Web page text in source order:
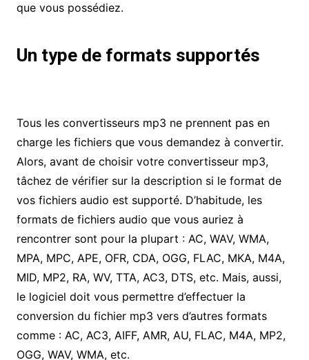
que vous possédiez.
Un type de formats supportés
Tous les convertisseurs mp3 ne prennent pas en
charge les fichiers que vous demandez à convertir.
Alors, avant de choisir votre convertisseur mp3,
tâchez de vérifier sur la description si le format de
vos fichiers audio est supporté. D’habitude, les
formats de fichiers audio que vous auriez à
rencontrer sont pour la plupart : AC, WAV, WMA,
MPA, MPC, APE, OFR, CDA, OGG, FLAC, MKA, M4A,
MID, MP2, RA, WV, TTA, AC3, DTS, etc. Mais, aussi,
le logiciel doit vous permettre d’effectuer la
conversion du fichier mp3 vers d’autres formats
comme : AC, AC3, AIFF, AMR, AU, FLAC, M4A, MP2,
OGG, WAV, WMA, etc.